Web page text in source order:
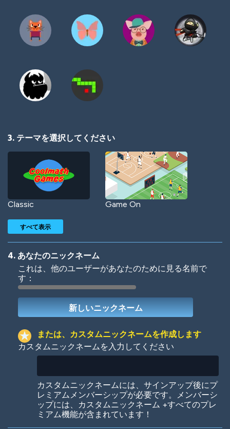
3. テーマを選択してください
Classic Game On
Woof
Colorful
すべて表示
4. あなたのニックネーム
これは、他のユーザーがあなたのために見る名前で
す：
または、カスタムニックネームを作成します
カスタムニックネームを入力してください
カスタムニックネームには、サインアップ後にプ
レミアムメンバーシップが必要です。メンバーシ
ップには、カスタムニックネーム +すべてのプレ
ミアム機能が含まれています！